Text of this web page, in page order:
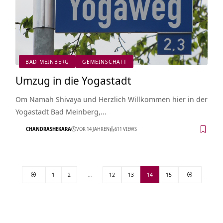
BAD MEINBERG GEMEINSCHAFT
Umzug in die Yogastadt
Om Namah Shivaya und Herzlich Willkommen hier in der
Yogastadt Bad Meinberg,…
CHANDRASHEKARA VOR 14 JAHREN 611 VIEWS
1 2 12 13 14 15